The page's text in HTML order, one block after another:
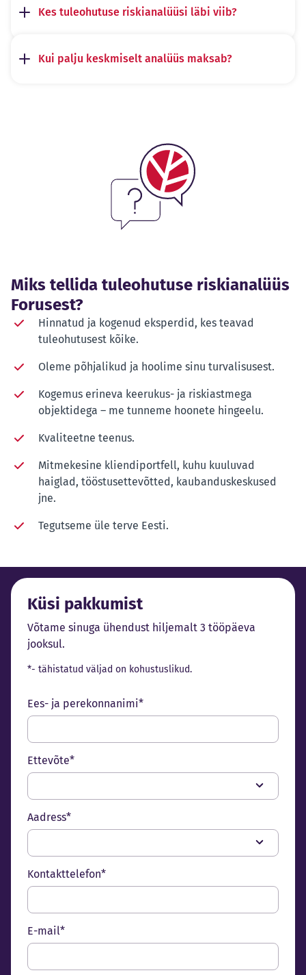
Kes tuleohutuse riskianalüüsi läbi viib?
Kui palju keskmiselt analüüs maksab?
Miks tellida tuleohutuse riskianalüüs
Forusest?
Hinnatud ja kogenud eksperdid, kes teavad
tuleohutusest kõike.
Oleme põhjalikud ja hoolime sinu turvalisusest.
Kogemus erineva keerukus- ja riskiastmega
objektidega – me tunneme hoonete hingeelu.
Kvaliteetne teenus.
Mitmekesine kliendiportfell, kuhu kuuluvad
haiglad, tööstusettevõtted, kaubanduskeskused
jne.
Tegutseme üle terve Eesti.
Küsi pakkumist
Võtame sinuga ühendust hiljemalt 3 tööpäeva
jooksul.
*- tähistatud väljad on kohustuslikud.
Ees- ja perekonnanimi*
Ettevõte*
Aadress*
Kontakttelefon*
E-mail*